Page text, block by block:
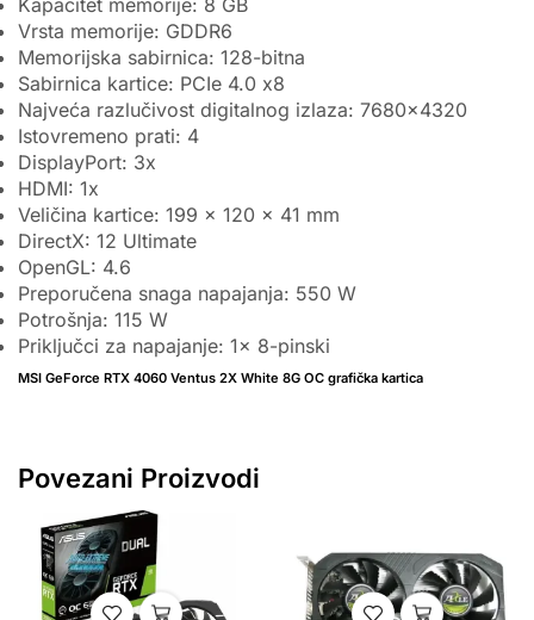
Vrsta memorije: GDDR6
Memorijska sabirnica: 128-bitna
Sabirnica kartice: PCIe 4.0 x8
Najveća razlučivost digitalnog izlaza: 7680×4320
Istovremeno prati: 4
DisplayPort: 3x
HDMI: 1x
Veličina kartice: 199 x 120 x 41 mm
DirectX: 12 Ultimate
OpenGL: 4.6
Preporučena snaga napajanja: 550 W
Potrošnja: 115 W
Priključci za napajanje: 1x 8-pinski
MSI GeForce RTX 4060 Ventus 2X White 8G OC grafička kartica
Povezani Proizvodi